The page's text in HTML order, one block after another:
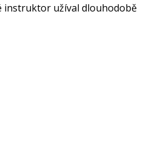
instruktor užíval dlouhodobě